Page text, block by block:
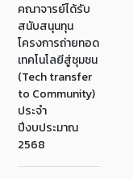
คณาจารย์ได้รับ
สนับสนุนทุน
โครงการถ่ายทอด
เทคโนโลยีสู่ชุมชน
(Tech transfer
to Community)
ประจำ
ปีงบประมาณ
2568